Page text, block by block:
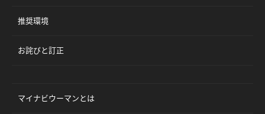
推奨環境
お詫びと訂正
マイナビウーマンとは